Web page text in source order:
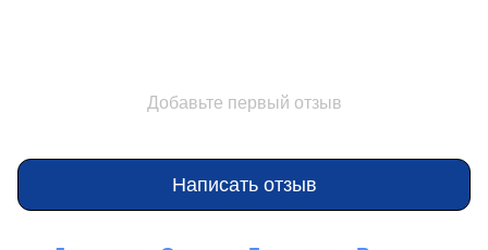
Добавьте первый отзыв
Написать отзыв